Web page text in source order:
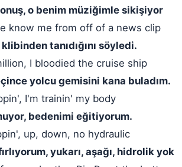
o benim müziğimle sikişiyor
know me from off of a news clip
tanıdığını söyledi.
I bloodied the cruise ship
yolcu gemisini kana buladım.
I'm trainin' my body
bedenimi eğitiyorum.
up, down, no hydraulic
yukarı, aşağı, hidrolik yok